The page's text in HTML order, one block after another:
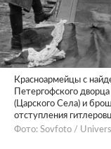
Красноармейцы с
Петергофского
(Царского Села) и
отступления
Фото: Sovfoto /